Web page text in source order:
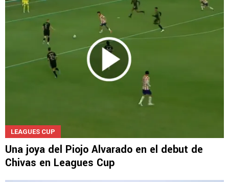
LEAGUES CUP
Una joya del Piojo Alvarado en el debut de
Chivas en Leagues Cup